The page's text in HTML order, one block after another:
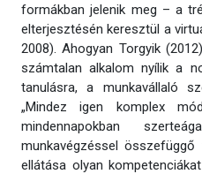
formákban jelenik meg – a
elterjesztésén keresztül a
2008). Ahogyan Torgyik
számtalan alkalom nyílik a
tanulásra, a munkavállaló
„Mindez igen komplex
mindennapokban
munkavégzéssel
ellátása olyan